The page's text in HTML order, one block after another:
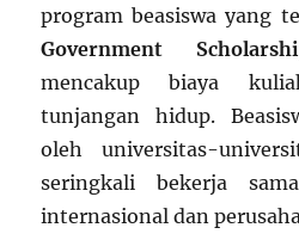
program beasiswa yang
Government
mencakup biaya
tunjangan hidup.
oleh universitas-
seringkali bekerja
internasional dan